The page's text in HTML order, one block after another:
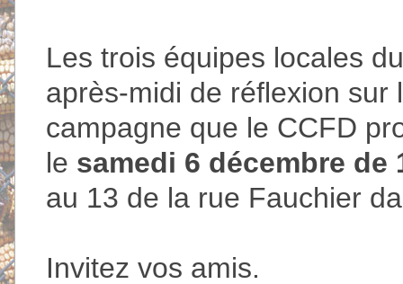
Les trois équipes locales
après-midi de réflexion
campagne que le CCFD
le samedi 6 décembre de
au 13 de la rue Fauchier
Invitez vos amis.